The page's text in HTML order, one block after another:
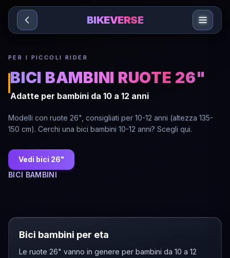
Sari la conținut
BIKEVERSE
PER I PICCOLI RIDER
BICI BAMBINI RUOTE 26"
Adatte per bambini da 10 a 12 anni
Modelli con ruote 26", consigliati per 10-12 anni (altezza 135-
150 cm). Cerchi una bici bambini 10-12 anni? Scegli qui.
Vedi bici 26"
BICI BAMBINI
Bici bambini per eta
Le ruote 26" vanno in genere per bambini da 10 a 12